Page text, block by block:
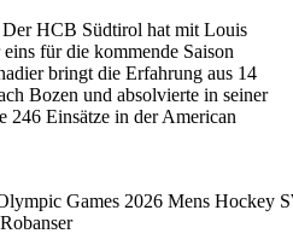
Der HCB Südtirol hat mit Louis
für die kommende Saison
bringt die Erfahrung aus 14
Bozen und absolvierte in seiner
Einsätze in der American
Games 2026 Mens Hockey